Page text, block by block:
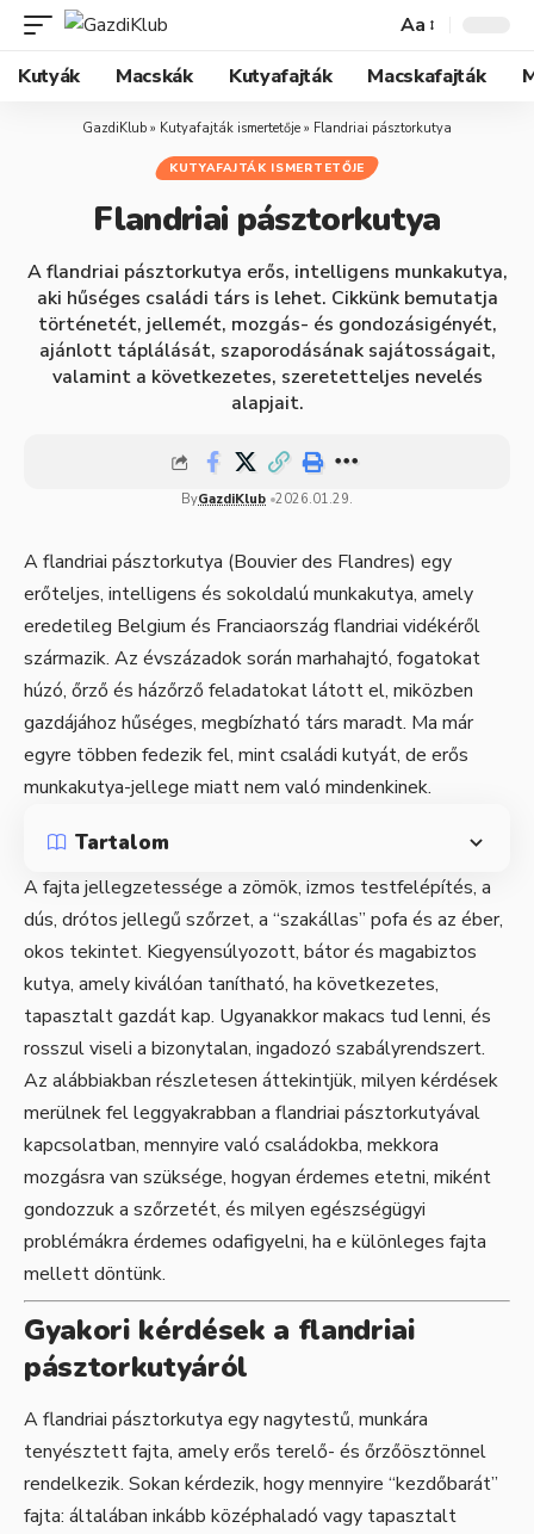
Aa
Kutyák
Macskák Kutyafajták Macskafajták
GazdiKlub » Kutyafajták ismertetője » Flandriai pásztorkutya
KUTYAFAJTÁK ISMERTETŐJE
Flandriai pásztorkutya
A flandriai pásztorkutya erős, intelligens munkakutya,
aki hűséges családi társ is lehet. Cikkünk bemutatja
történetét, jellemét, mozgás- és gondozásigényét,
ajánlott táplálását, szaporodásának sajátosságait,
valamint a következetes, szeretetteljes nevelés
alapjait.
ByGazdiKlub 2026.01.29.
A flandriai pásztorkutya (Bouvier des Flandres) egy
erőteljes, intelligens és sokoldalú munkakutya, amely
eredetileg Belgium és Franciaország flandriai vidékéről
származik. Az évszázadok során marhahajtó, fogatokat
húzó, őrző és házőrző feladatokat látott el, miközben
gazdájához hűséges, megbízható társ maradt. Ma már
egyre többen fedezik fel, mint családi kutyát, de erős
munkakutya-jellege miatt nem való mindenkinek.
Tartalom
A fajta jellegzetessége a zömök, izmos testfelépítés, a
dús, drótos jellegű szőrzet, a “szakállas” pofa és az éber,
okos tekintet. Kiegyensúlyozott, bátor és magabiztos
kutya, amely kiválóan tanítható, ha következetes,
tapasztalt gazdát kap. Ugyanakkor makacs tud lenni, és
rosszul viseli a bizonytalan, ingadozó szabályrendszert.
Az alábbiakban részletesen áttekintjük, milyen kérdések
merülnek fel leggyakrabban a flandriai pásztorkutyával
kapcsolatban, mennyire való családokba, mekkora
mozgásra van szüksége, hogyan érdemes etetni, miként
gondozzuk a szőrzetét, és milyen egészségügyi
problémákra érdemes odafigyelni, ha e különleges fajta
mellett döntünk.
Gyakori kérdések a flandriai
pásztorkutyáról
A flandriai pásztorkutya egy nagytestű, munkára
tenyésztett fajta, amely erős terelő- és őrzőösztönnel
rendelkezik. Sokan kérdezik, hogy mennyire “kezdőbarát”
fajta: általában inkább középhaladó vagy tapasztalt